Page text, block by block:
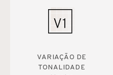
VARIAÇÃO DE
TONALIDADE